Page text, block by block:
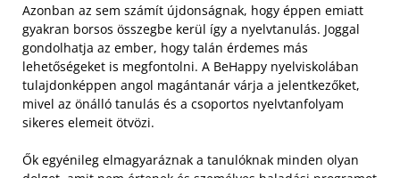
Azonban az sem számít újdonságnak, hogy éppen emiatt
gyakran borsos összegbe kerül így a nyelvtanulás. Joggal
gondolhatja az ember, hogy talán érdemes más
lehetőségeket is megfontolni. A BeHappy nyelviskolában
tulajdonképpen angol magántanár várja a jelentkezőket,
mivel az önálló tanulás és a csoportos nyelvtanfolyam
sikeres elemeit ötvözi.
Ők egyénileg elmagyaráznak a tanulóknak minden olyan